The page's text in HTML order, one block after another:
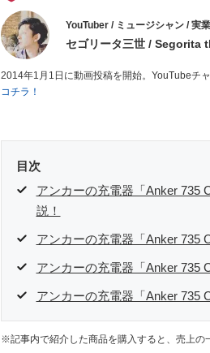
YouTuber / ミュージシャン / 実
セゴリータ三世 / Segorita
2014年1月1日に動画投稿を開始。YouTubeチ
コチラ！
目次
アンカーの充電器「Anker 735
説！
アンカーの充電器「Anker 735
アンカーの充電器「Anker 735
アンカーの充電器「Anker 735
※記事内で紹介した商品を購入すると、売上の